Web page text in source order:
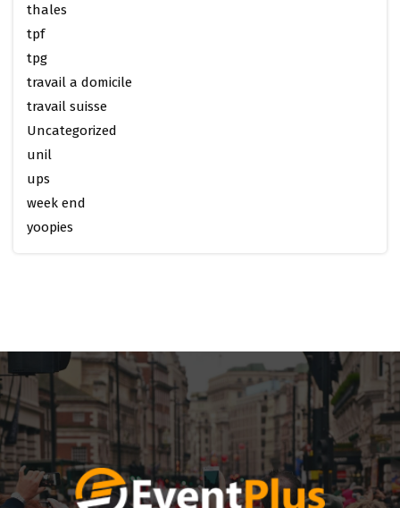
thales
tpf
tpg
travail a domicile
travail suisse
Uncategorized
unil
ups
week end
yoopies